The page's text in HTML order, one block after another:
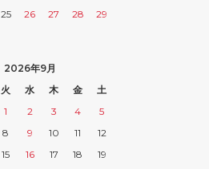
25 26 27 28
29
2026年9月
火 水 木 金
土
1
2 3 4
5
8 9 10 11
12
15 16 17 18
19